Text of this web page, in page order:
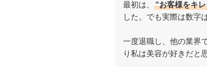
最初は、 “お客様をキ
した。でも実際は数字
一度退職し、他の業界
り私は美容が好きだと